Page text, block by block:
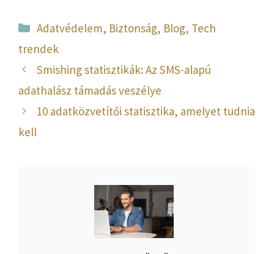
Kategória
Adatvédelem, Biztonság, Blog, Tech
trendek
Smishing statisztikák: Az SMS-alapú
adathalász támadás veszélye
10 adatközvetítői statisztika, amelyet tudnia
kell